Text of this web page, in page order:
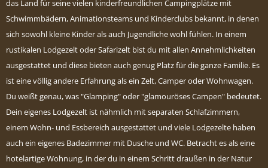
das Land für seine vielen kinderfreundlichen Campingplätze mit
Schwimmbädern, Animationsteams und Kinderclubs bekannt, in denen
sich sowohl kleine Kinder als auch Jugendliche wohl fühlen. In einem
rustikalen Lodgezelt oder Safarizelt bist du mit allen Annehmlichkeiten
ausgestattet und diese bieten auch genug Platz für die ganze Familie. Es
ist eine völlig andere Erfahrung als ein Zelt, Camper oder Wohnwagen.
Du weißt genau, was "Glamping" oder "glamouröses Campen" bedeutet.
Dein eigenes Lodgezelt ist nähmlich mit separaten Schlafzimmern,
einem Wohn- und Essbereich ausgestattet und viele Lodgezelte haben
auch ein eigenes Badezimmer mit Dusche und WC. Betracht es als eine
hotelartige Wohnung, in der du in einem Schritt draußen in der Natur